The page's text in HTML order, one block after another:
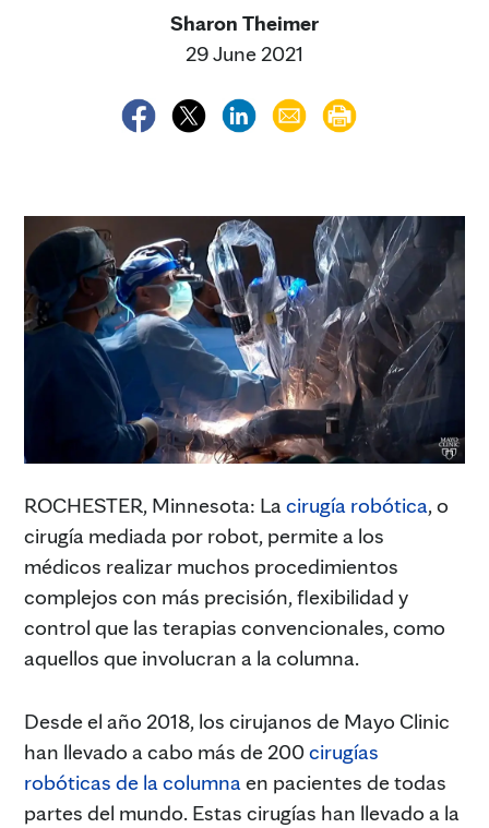
Sharon Theimer
29 June 2021
ROCHESTER, Minnesota: Lacirugía robótica, o
cirugía mediada por robot, permite a los
médicos realizar muchos procedimientos
complejos con más precisión, flexibilidad y
control que las terapias convencionales, como
aquellos que involucran a la columna.
Desde el año 2018, los cirujanos de Mayo Clinic
han llevado a cabo más de 200cirugías
robóticas de la columnaen pacientes de todas
partes del mundo. Estas cirugías han llevado a la